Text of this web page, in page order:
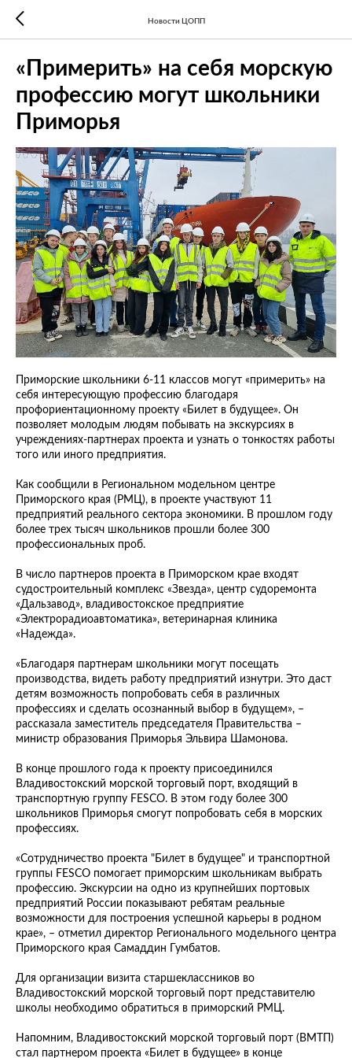
Новости ЦОПП
«Примерить» на себя морскую
профессию могут школьники
Приморья
Приморские школьники 6-11 классов могут «примерить» на
себя интересующую профессию благодаря
профориентационному проекту «Билет в будущее». Он
позволяет молодым людям побывать на экскурсиях в
учреждениях-партнерах проекта и узнать о тонкостях работы
того или иного предприятия.
Как сообщили в Региональном модельном центре
Приморского края (РМЦ), в проекте участвуют 11
предприятий реального сектора экономики. В прошлом году
более трех тысяч школьников прошли более 300
профессиональных проб.
В число партнеров проекта в Приморском крае входят
судостроительный комплекс «Звезда», центр судоремонта
«Дальзавод», владивостокское предприятие
«Электрорадиоавтоматика», ветеринарная клиника
«Надежда».
«Благодаря партнерам школьники могут посещать
производства, видеть работу предприятий изнутри. Это даст
детям возможность попробовать себя в различных
профессиях и сделать осознанный выбор в будущем», –
рассказала заместитель председателя Правительства –
министр образования Приморья Эльвира Шамонова.
В конце прошлого года к проекту присоединился
Владивостокский морской торговый порт, входящий в
транспортную группу FESCO. В этом году более 300
школьников Приморья смогут попробовать себя в морских
профессиях.
«Сотрудничество проекта "Билет в будущее" и транспортной
группы FESCO помогает приморским школьникам выбрать
профессию. Экскурсии на одно из крупнейших портовых
предприятий России показывают ребятам реальные
возможности для построения успешной карьеры в родном
крае», – отметил директор Регионального модельного центра
Приморского края Самаддин Гумбатов.
Для организации визита старшеклассников во
Владивостокский морской торговый порт представителю
школы необходимо обратиться в приморский РМЦ.
Напомним, Владивостокский морской торговый порт (ВМТП)
стал партнером проекта «Билет в будущее» в конце